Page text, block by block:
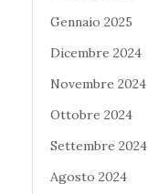
Gennaio 2025
Dicembre 2024
Novembre 2024
Ottobre 2024
Settembre 2024
Agosto 2024